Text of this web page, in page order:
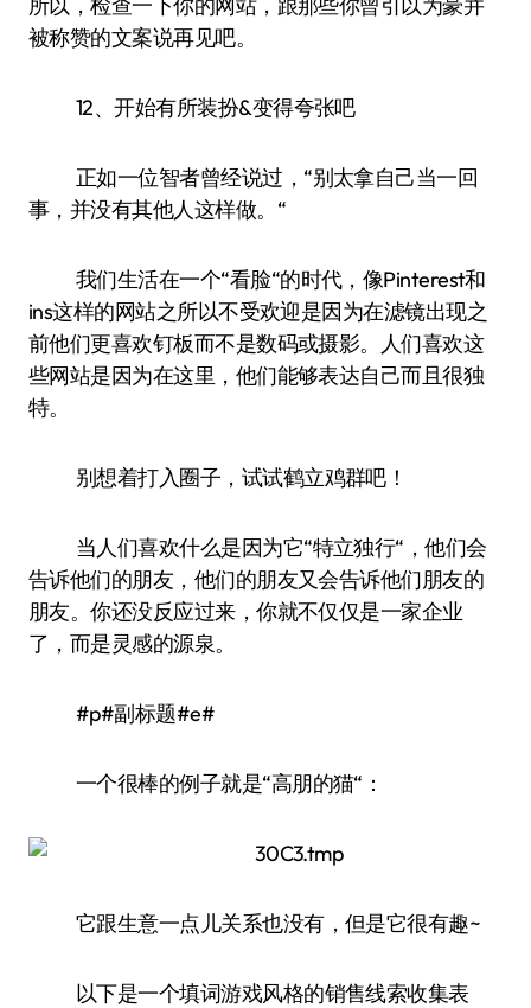
被称赞的文案说再见吧。
12、开始有所装扮&变得夸张吧
正如一位智者曾经说过，“别太拿自己当一回
事，并没有其他人这样做。“
我们生活在一个“看脸“的时代，像Pinterest和
ins这样的网站之所以不受欢迎是因为在滤镜出现之
前他们更喜欢钉板而不是数码或摄影。人们喜欢这
些网站是因为在这里，他们能够表达自己而且很独
特。
别想着打入圈子，试试鹤立鸡群吧！
当人们喜欢什么是因为它“特立独行“，他们会
告诉他们的朋友，他们的朋友又会告诉他们朋友的
朋友。你还没反应过来，你就不仅仅是一家企业
了，而是灵感的源泉。
#p#副标题#e#
一个很棒的例子就是“高朋的猫“：
它跟生意一点儿关系也没有，但是它很有趣~
以下是一个填词游戏风格的销售线索收集表